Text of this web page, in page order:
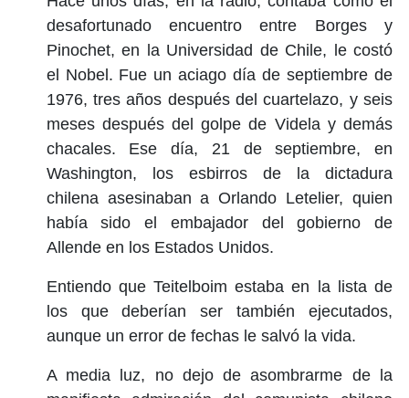
desafortunado encuentro entre Borges y
Pinochet, en la Universidad de Chile, le costó
el Nobel. Fue un aciago día de septiembre de
1976, tres años después del cuartelazo, y seis
meses después del golpe de Videla y demás
chacales. Ese día, 21 de septiembre, en
Washington, los esbirros de la dictadura
chilena asesinaban a Orlando Letelier, quien
había sido el embajador del gobierno de
Allende en los Estados Unidos.
Entiendo que Teitelboim estaba en la lista de
los que deberían ser también ejecutados,
aunque un error de fechas le salvó la vida.
A media luz, no dejo de asombrarme de la